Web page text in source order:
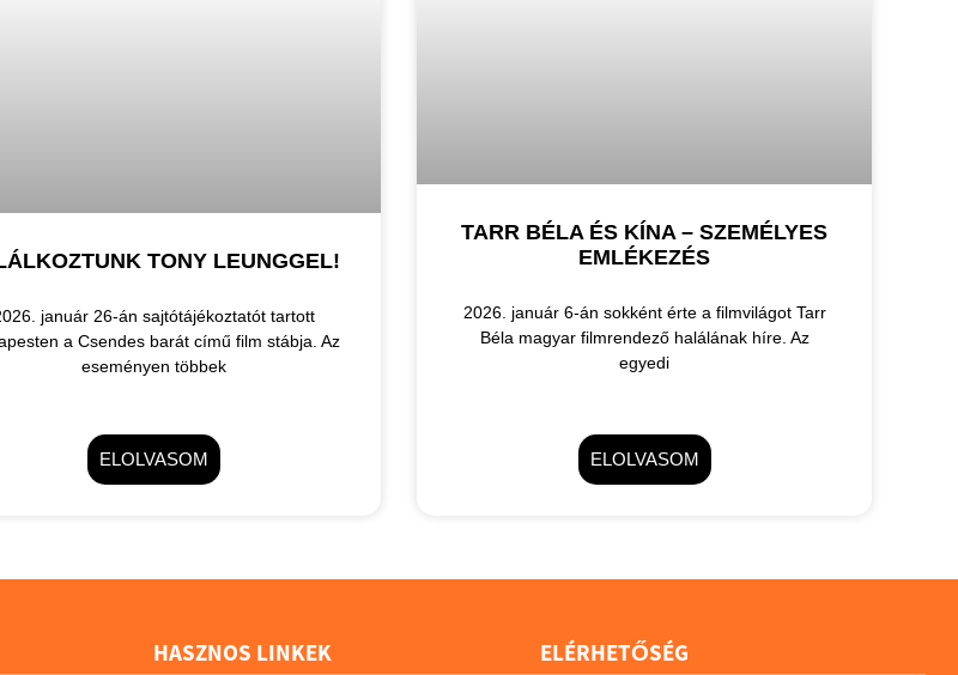
TONY LEUNGGEL!
január 26-án sajtótájékoztatót tartott
a Csendes barát című film stábja. Az
eseményen többek
ELOLVASOM
TARR BÉLA ÉS KÍNA – SZEMÉLYES
EMLÉKEZÉS
2026. január 6-án sokként érte a filmvilágot Tarr
Béla magyar filmrendező halálának híre. Az
egyedi
ELOLVASOM
HASZNOS LINKEK ELÉRHETŐSÉG